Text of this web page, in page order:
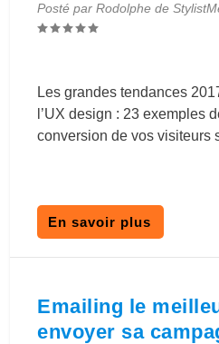
Posté parRodolphe de
Les grandes tendances
l’UX design : 23 exemples
conversion de vos visiteurs
En savoir plus
Emailing le
envoyer sa